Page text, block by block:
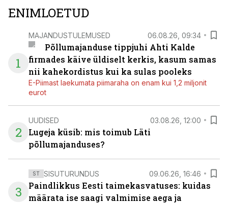
ENIMLOETUD
1
MAJANDUSTULEMUSED 06.08.26, 09:34
Põllumajanduse tippjuhi Ahti Kalde
firmades käive üldiselt kerkis, kasum samas
nii kahekordistus kui ka sulas pooleks
E-Piimast laekumata piimaraha on enam kui 1,2 miljonit
eurot
2
UUDISED 03.08.26, 12:00
Lugeja küsib: mis toimub Läti
põllumajanduses?
3
ST SISUTURUNDUS 09.06.26, 16:46
Paindlikkus Eesti taimekasvatuses: kuidas
määrata ise saagi valmimise aega ja